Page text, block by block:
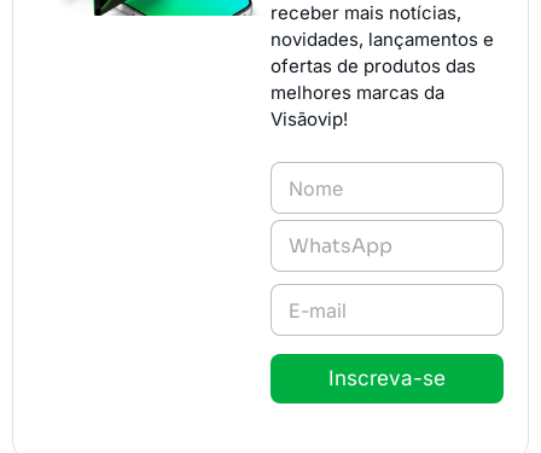
receber mais notícias,
novidades, lançamentos e
ofertas de produtos das
melhores marcas da
Visãovip!
N
m
*
T
l
e
n
e
E
m
a
l
Inscreva-se